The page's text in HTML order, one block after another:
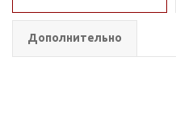
Дополнительно